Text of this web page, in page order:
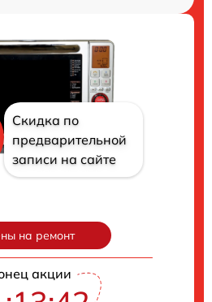
Скидка по
предварительной
записи на сайте
на ремонт
акции